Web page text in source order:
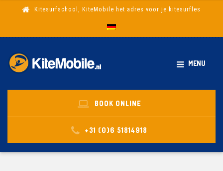
Kitesurfschool, KiteMobile het adres voor je kitesurfles
MENU
BOOK ONLINE
+31 (0)6 51814918